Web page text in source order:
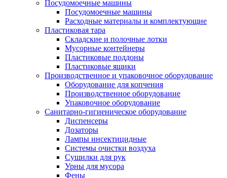
Посудомоечные машины
Посудомоечные машины
Расходные материалы и комплектующие
Пластиковая тара
Складские и полочные лотки
Мусорные контейнеры
Пластиковые поддоны
Пластиковые ящики
Производственное и упаковочное оборудование
Оборудование для копчения
Производственное оборудование
Упаковочное оборудование
Санитарно-гигиеническое оборудование
Диспенсеры
Дозаторы
Лампы инсектицидные
Системы очистки воздуха
Сушилки для рук
Урны для мусора
Фены